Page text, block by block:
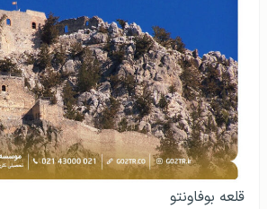
قلعه بوفاونتو